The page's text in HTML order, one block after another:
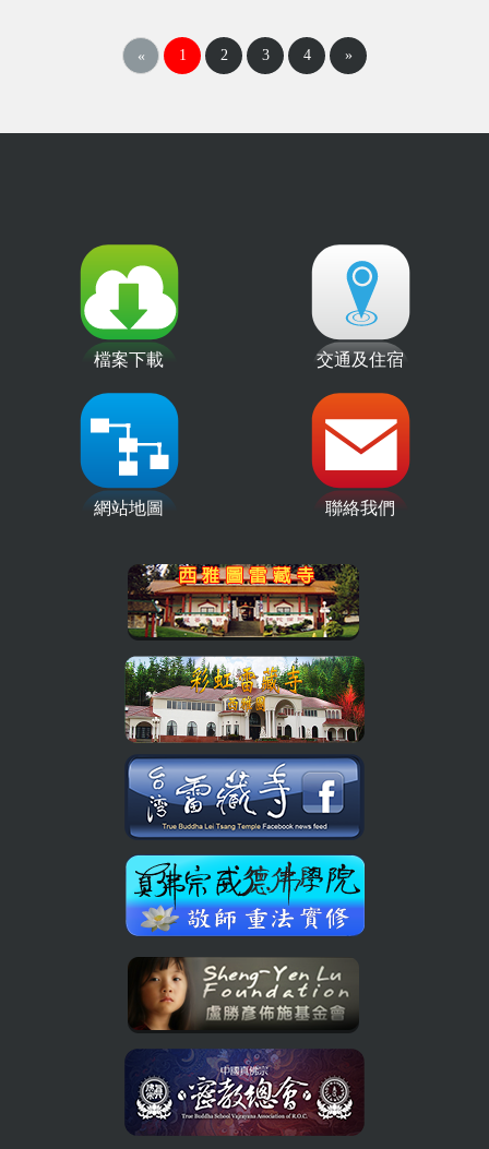
« 1 2 3 4 »
檔案下載 交通及住宿
網站地圖 聯絡我們